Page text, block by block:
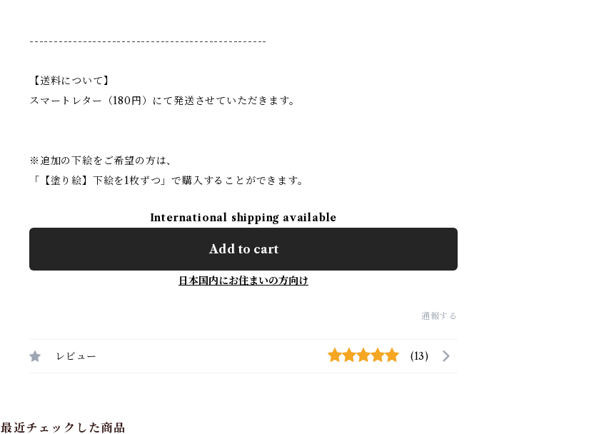
-------------------------------------------------
【送料について】
スマートレター（180円）にて発送させていただきます。
※追加の下絵をご希望の方は、
「【塗り絵】下絵を1枚ずつ」で購入することができます。
International shipping available
Add to cart
日本国内にお住まいの方向け
通報する
レビュー (13)
最近チェックした商品